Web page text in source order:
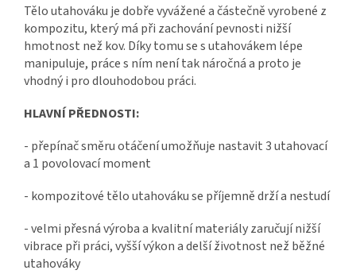
Tělo utahováku je dobře vyvážené a částečně vyrobené z
kompozitu, který má při zachování pevnosti nižší
hmotnost než kov. Díky tomu se s utahovákem lépe
manipuluje, práce s ním není tak náročná a proto je
vhodný i pro dlouhodobou práci.
HLAVNÍ PŘEDNOSTI:
- přepínač směru otáčení umožňuje nastavit 3 utahovací
a 1 povolovací moment
- kompozitové tělo utahováku se příjemně drží a nestudí
- velmi přesná výroba a kvalitní materiály zaručují nižší
vibrace při práci, vyšší výkon a delší životnost než běžné
utahováky